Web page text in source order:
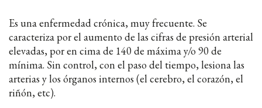
Es una enfermedad crónica, muy frecuente. Se
caracteriza por el aumento de las cifras de presión arterial
elevadas, por en cima de 140 de máxima y/o 90 de
mínima. Sin control, con el paso del tiempo, lesiona las
arterias y los órganos internos (el cerebro, el corazón, el
riñón, etc).